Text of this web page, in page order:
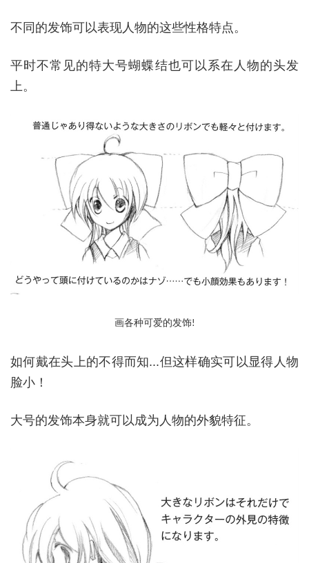
不同的发饰可以表现人物的这些性格特点。
平时不常见的特大号蝴蝶结也可以系在人物的头发
上。
画各种可爱的发饰!
如何戴在头上的不得而知...但这样确实可以显得人物
脸小！
大号的发饰本身就可以成为人物的外貌特征。